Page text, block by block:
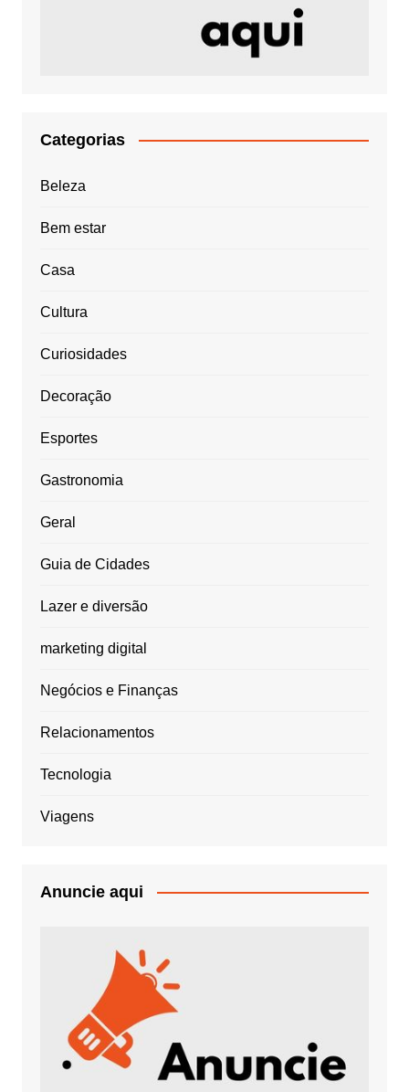
Categorias
Beleza
Bem estar
Casa
Cultura
Curiosidades
Decoração
Esportes
Gastronomia
Geral
Guia de Cidades
Lazer e diversão
marketing digital
Negócios e Finanças
Relacionamentos
Tecnologia
Viagens
Anuncie aqui